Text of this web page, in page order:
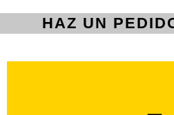
HAZ UN